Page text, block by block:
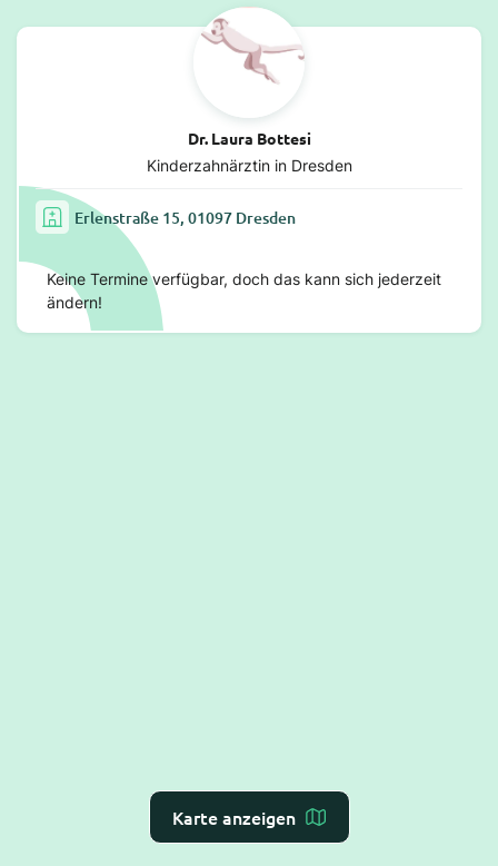
Dr. Laura Bottesi
Kinderzahnärztin in Dresden
Erlenstraße 15, 01097 Dresden
Keine Termine verfügbar, doch das kann sich jederzeit
ändern!
Karte anzeigen